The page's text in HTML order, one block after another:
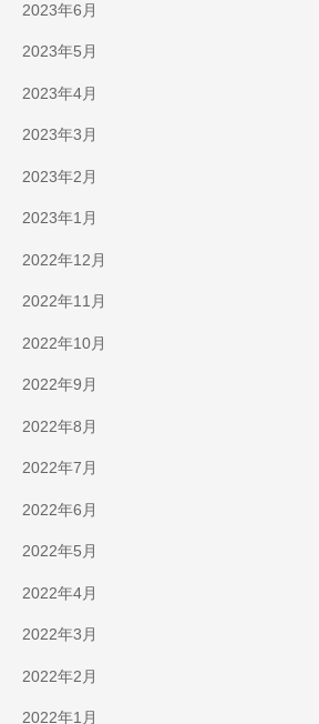
2023年6月
2023年5月
2023年4月
2023年3月
2023年2月
2023年1月
2022年12月
2022年11月
2022年10月
2022年9月
2022年8月
2022年7月
2022年6月
2022年5月
2022年4月
2022年3月
2022年2月
2022年1月